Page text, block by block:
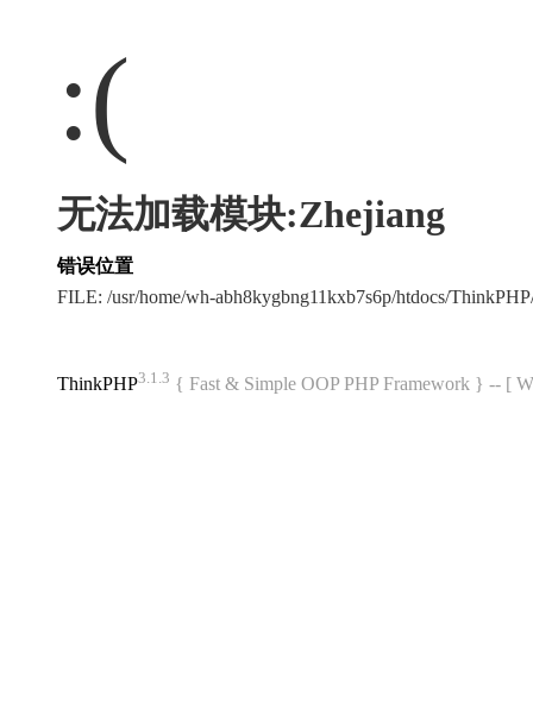
:(
无法加载模块:Zhejiang
错误位置
FILE: /usr/home/wh-abh8kygbng11kxb7s6p/htdocs/
ThinkPHP3.1.3 { Fast & Simple OOP PHP Framework } -- [